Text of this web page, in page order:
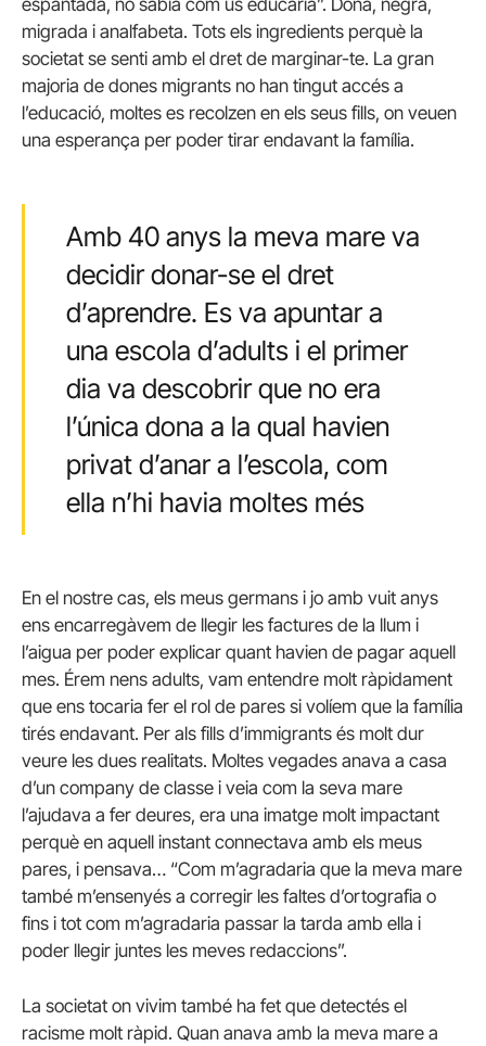
espantada, no sabia com us educaria”. Dona, negra,
migrada i analfabeta. Tots els ingredients perquè la
societat se senti amb el dret de marginar-te. La gran
majoria de dones migrants no han tingut accés a
l’educació, moltes es recolzen en els seus fills, on veuen
una esperança per poder tirar endavant la família.
Amb 40 anys la meva mare va
decidir donar-se el dret
d’aprendre. Es va apuntar a
una escola d’adults i el primer
dia va descobrir que no era
l’única dona a la qual havien
privat d’anar a l’escola, com
ella n’hi havia moltes més
En el nostre cas, els meus germans i jo amb vuit anys
ens encarregàvem de llegir les factures de la llum i
l’aigua per poder explicar quant havien de pagar aquell
mes. Érem nens adults, vam entendre molt ràpidament
que ens tocaria fer el rol de pares si volíem que la família
tirés endavant. Per als fills d’immigrants és molt dur
veure les dues realitats. Moltes vegades anava a casa
d’un company de classe i veia com la seva mare
l’ajudava a fer deures, era una imatge molt impactant
perquè en aquell instant connectava amb els meus
pares, i pensava… “Com m’agradaria que la meva mare
també m’ensenyés a corregir les faltes d’ortografia o
fins i tot com m’agradaria passar la tarda amb ella i
poder llegir juntes les meves redaccions”.
La societat on vivim també ha fet que detectés el
racisme molt ràpid. Quan anava amb la meva mare a